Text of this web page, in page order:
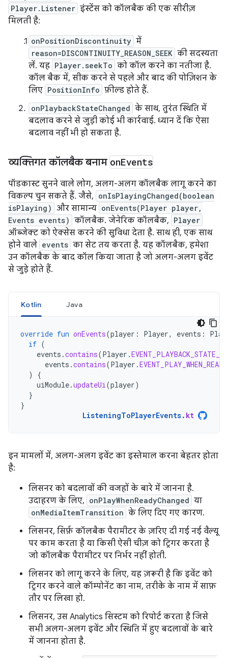
Player.Listener इंस्टेंस को कॉलबैक की एक सीरीज़
मिलती है:
onPositionDiscontinuity में
reason=DISCONTINUITY_REASON_SEEK की सदस्यता
लें. यह Player.seekTo को कॉल करने का नतीजा है.
कॉल बैक में, सीक करने से पहले और बाद की पोज़िशन के
लिए PositionInfo फ़ील्ड होते हैं.
onPlaybackStateChanged के साथ, तुरंत स्थिति में
बदलाव करने से जुड़ी कोई भी कार्रवाई. ध्यान दें कि ऐसा
बदलाव नहीं भी हो सकता है.
व्यक्तिगत कॉलबैक बनाम onEvents
पॉडकास्ट सुनने वाले लोग, अलग-अलग कॉलबैक लागू करने का
विकल्प चुन सकते हैं. जैसे, onIsPlayingChanged(boolean
isPlaying) और सामान्य onEvents(Player player,
Events events) कॉलबैक. जेनेरिक कॉलबैक, Player
ऑब्जेक्ट को ऐक्सेस करने की सुविधा देता है. साथ ही, एक साथ
होने वाले events का सेट तय करता है. यह कॉलबैक, हमेशा
उन कॉलबैक के बाद कॉल किया जाता है जो अलग-अलग इवेंट
से जुड़े होते हैं.
Kotlin Java
override fun onEvents(player : Player, events :
if (
events .contains(Player .
events .contains(Player .
)
{
uiModule.updateUi(player)
}
}
ListeningToPlayerEvents. kt
इन मामलों में, अलग-अलग इवेंट का इस्तेमाल करना बेहतर होता
है:
लिसनर को बदलावों की वजहों के बारे में जानना है.
उदाहरण के लिए, onPlayWhenReadyChanged या
onMediaItemTransition के लिए दिए गए कारण.
लिसनर, सिर्फ़ कॉलबैक पैरामीटर के ज़रिए दी गई नई वैल्यू
पर काम करता है या किसी ऐसी चीज़ को ट्रिगर करता है
जो कॉलबैक पैरामीटर पर निर्भर नहीं होती.
लिसनर को लागू करने के लिए, यह ज़रूरी है कि इवेंट को
ट्रिगर करने वाले कॉम्पोनेंट का नाम, तरीके के नाम में साफ़
तौर पर लिखा हो.
लिसनर, उस Analytics सिस्टम को रिपोर्ट करता है जिसे
सभी अलग-अलग इवेंट और स्थिति में हुए बदलावों के बारे
में जानना होता है.